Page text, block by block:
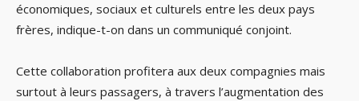
économiques, sociaux et culturels entre les deux pays
frères, indique-t-on dans un communiqué conjoint.
Cette collaboration profitera aux deux compagnies mais
surtout à leurs passagers, à travers l’augmentation des